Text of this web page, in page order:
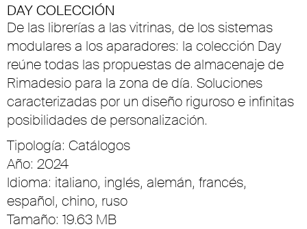
DAY COLECCIÓN
De las librerías a las vitrinas, de los sistemas
modulares a los aparadores: la colección Day
reúne todas las propuestas de almacenaje de
Rimadesio para la zona de día. Soluciones
caracterizadas por un diseño riguroso e infinitas
posibilidades de personalización.
Tipología: Catálogos
Año: 2024
Idioma: italiano, inglés, alemán, francés,
español, chino, ruso
Tamaño: 19.63 MB